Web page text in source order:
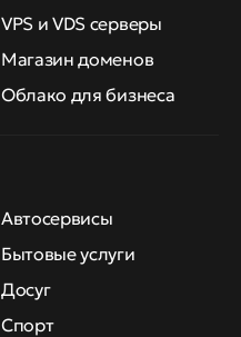
VPS и VDS серверы
Магазин доменов
Облако для бизнеса
Автосервисы
Бытовые услуги
Досуг
Спорт